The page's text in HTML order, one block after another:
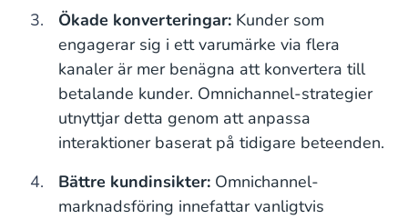
Ökade konverteringar: Kunder som
engagerar sig i ett varumärke via flera
kanaler är mer benägna att konvertera till
betalande kunder. Omnichannel-strategier
utnyttjar detta genom att anpassa
interaktioner baserat på tidigare beteenden.
Bättre kundinsikter: Omnichannel-
marknadsföring innefattar vanligtvis